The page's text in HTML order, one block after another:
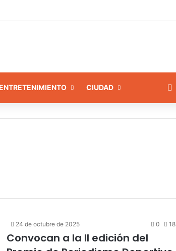
a 8 instituciones educativas en Tamaca
CIUDAD
24 de octubre de 2025 0 18
Convocan a la II edición del